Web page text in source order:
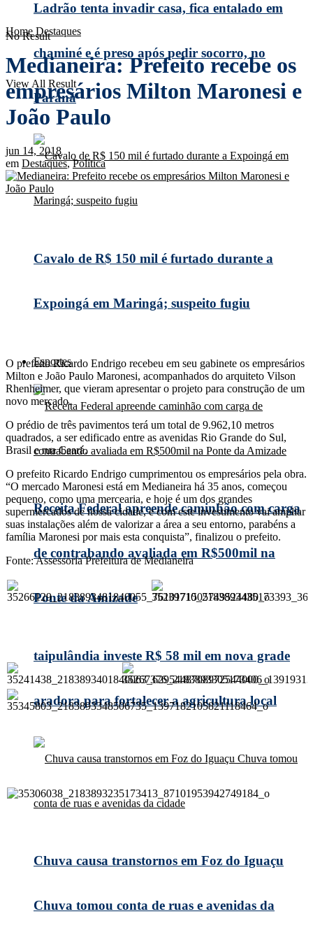
Ladrão tenta invadir casa, fica entalado em
chaminé e é preso após pedir socorro, no
Paraná
Cavalo de R$ 150 mil é furtado durante a
Expoingá em Maringá; suspeito fugiu
Esportes
Receita Federal apreende caminhão com carga
de contrabando avaliada em R$500mil na
Ponte da Amizade
taipulândia investe R$ 58 mil em nova grade
aradora para fortalecer a agricultura local
Chuva causa transtornos em Foz do Iguaçu
Chuva tomou conta de ruas e avenidas da
No Result
View All Result
Home Destaques
Medianeira: Prefeito recebe os
empresários Milton Maronesi e
João Paulo
jun 14, 2018
em Destaques,Política
O prefeito Ricardo Endrigo recebeu em seu gabinete os empresários
Milton e João Paulo Maronesi, acompanhados do arquiteto Vilson
Rhenheimer, que vieram apresentar o projeto para construção de um
novo mercado.
O prédio de três pavimentos terá um total de 9.962,10 metros
quadrados, a ser edificado entre as avenidas Rio Grande do Sul,
Brasil e rua Ceará.
O prefeito Ricardo Endrigo cumprimentou os empresários pela obra.
“O mercado Maronesi está em Medianeira há 35 anos, começou
pequeno, como uma mercearia, e hoje é um dos grandes
supermercados de nossa cidade, e com este investimento vai ampliar
suas instalações além de valorizar a área a seu entorno, parabéns a
família Maronesi por mais esta conquista”, finalizou o prefeito.
Fonte: Assessoria Prefeitura de Medianeira